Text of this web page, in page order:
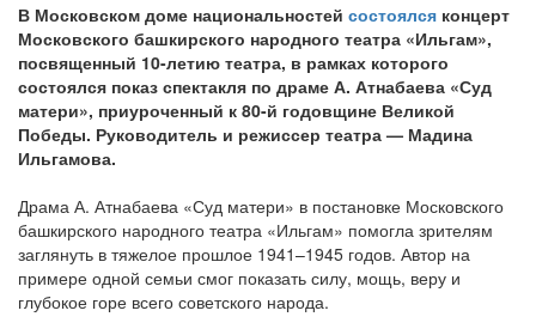
В Московском доме национальностей состоялся концерт
Московского башкирского народного театра «Ильгам»,
посвященный 10-летию театра, в рамках которого
состоялся показ спектакля по драме А. Атнабаева «Суд
матери», приуроченный к 80-й годовщине Великой
Победы. Руководитель и режиссер театра — Мадина
Ильгамова.
Драма А. Атнабаева «Суд матери» в постановке Московского
башкирского народного театра «Ильгам» помогла зрителям
заглянуть в тяжелое прошлое 1941–1945 годов. Автор на
примере одной семьи смог показать силу, мощь, веру и
глубокое горе всего советского народа.